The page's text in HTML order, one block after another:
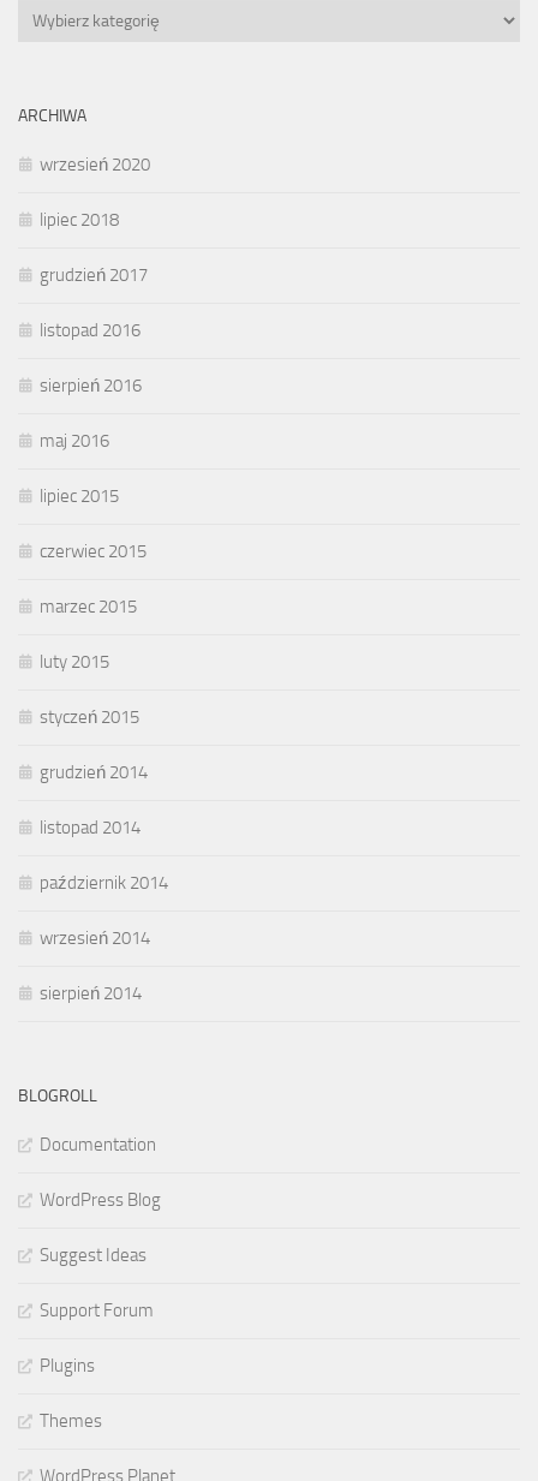
Kategorie
ARCHIWA
wrzesień 2020
lipiec 2018
grudzień 2017
listopad 2016
sierpień 2016
maj 2016
lipiec 2015
czerwiec 2015
marzec 2015
luty 2015
styczeń 2015
grudzień 2014
listopad 2014
październik 2014
wrzesień 2014
sierpień 2014
BLOGROLL
Documentation
WordPress Blog
Suggest Ideas
Support Forum
Plugins
Themes
WordPress Planet